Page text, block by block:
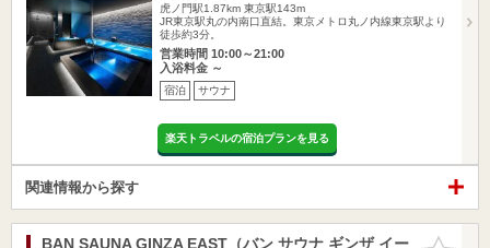
虎ノ門駅1.87km 東京駅143m
JR東京駅丸の内南口直結。東京メトロ丸ノ内線東京駅より
徒歩約3分。
営業時間 10:00～21:00
入浴料金 ～
宿泊 サウナ
楽天トラベルの宿泊プランを見る
関連情報から探す
お気に入
BAN SAUNA GINZA EAST（バン サウナ ギンザ イー